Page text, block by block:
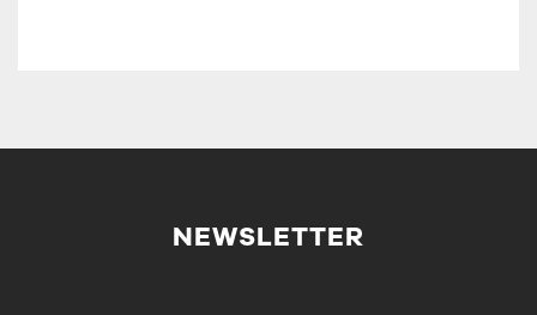
NEWSLETTER